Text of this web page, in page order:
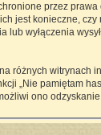
przez
jest konieczne,
wyłączenia
różnych witrynach
„Nie pamiętam
ono